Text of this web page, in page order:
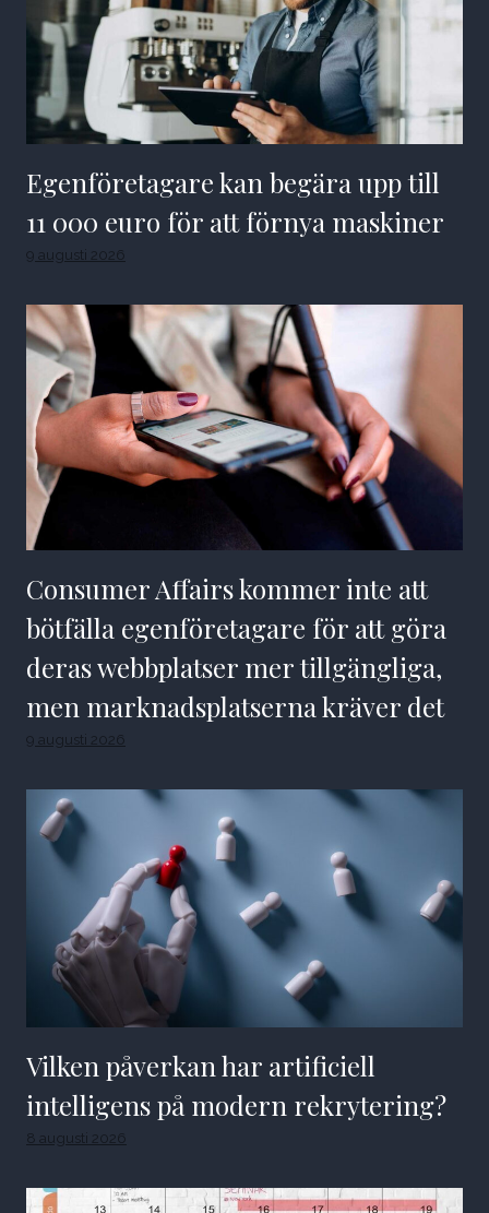
Egenföretagare kan begära upp till
11 000 euro för att förnya maskiner
9 augusti 2026
Consumer Affairs kommer inte att
bötfälla egenföretagare för att göra
deras webbplatser mer tillgängliga,
men marknadsplatserna kräver det
9 augusti 2026
Vilken påverkan har artificiell
intelligens på modern rekrytering?
8 augusti 2026